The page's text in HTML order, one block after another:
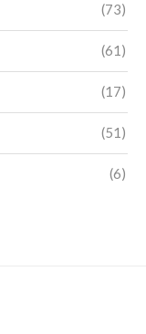
(73)
(61)
(17)
(51)
(6)